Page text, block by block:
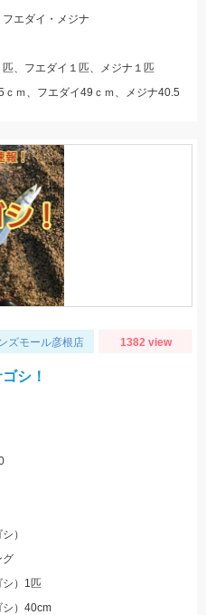
フエダイ・メジナ
匹、フエダイ１匹、メジナ１匹
ｃｍ、フエダイ49ｃｍ、メジナ40.5
ズモール彦根店 1382 view
シ！
）
グ
）1匹
シ）40cm